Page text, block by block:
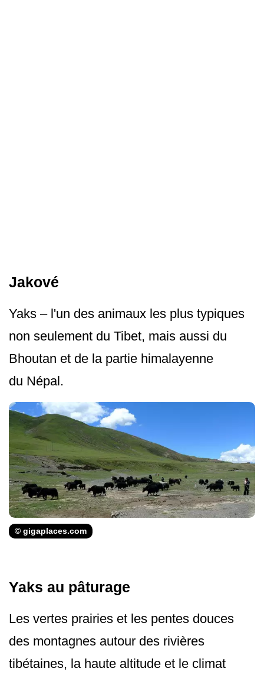
Jakové
Yaks – l'un des animaux les plus typiques
non seulement du Tibet, mais aussi du
Bhoutan et de la partie himalayenne
du Népal.
© gigaplaces.com
Yaks au pâturage
Les vertes prairies et les pentes douces
des montagnes autour des rivières
tibétaines, la haute altitude et le climat